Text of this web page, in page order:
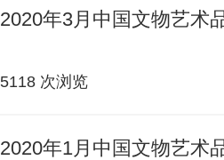
2020年3月中国文物艺术
5118 次浏览
2020年1月中国文物艺术